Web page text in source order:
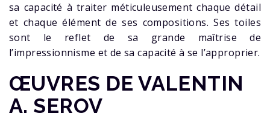
sa capacité à traiter méticuleusement chaque détail
et chaque élément de ses compositions. Ses toiles
sont le reflet de sa grande maîtrise de
l’impressionnisme et de sa capacité à se l’approprier.
ŒUVRES DE VALENTIN
A. SEROV